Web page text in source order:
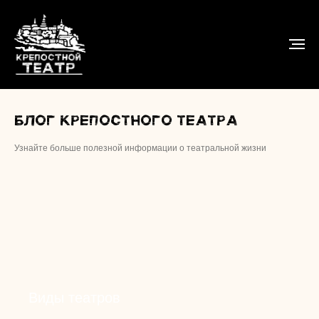
Блог крепостного театра
Узнайте больше полезной информации о театральной жизни